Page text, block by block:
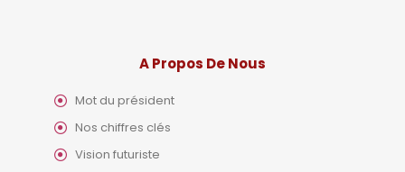
A Propos De Nous
Mot du président
Nos chiffres clés
Vision futuriste